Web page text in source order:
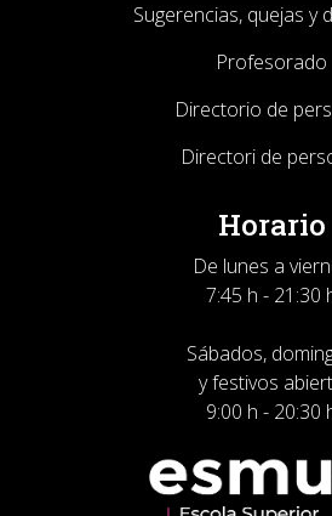
Sugerencias, quejas y
Profesorado
Directorio de
Directori de
Horario
De lunes a
7:45 h - 21:30
Sábados,
y festivos
9:00 h - 20:30